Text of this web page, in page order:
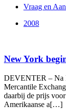
Vraag en
2008
New York
DEVENTER – Na
Mercantile
daarbij de prijs
Amerikaanse a[…]